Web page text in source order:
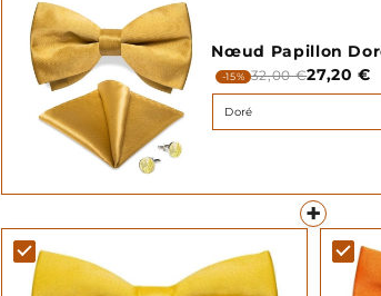
Nœud Papillon
-15% 32,00 €27,20 €
+